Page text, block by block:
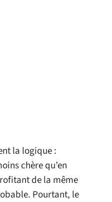
la logique :
chère qu’en
de la même
Pourtant, le